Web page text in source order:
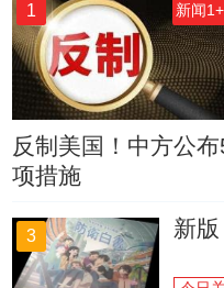
1 新闻
反制美国！中方公布
项措施
3 新